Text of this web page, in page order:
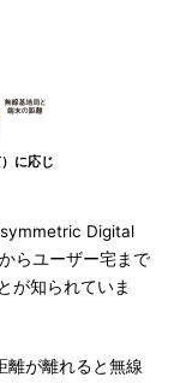
に応じ
Digital
らユーザー宅まで
が知られていま
離が離れると無線